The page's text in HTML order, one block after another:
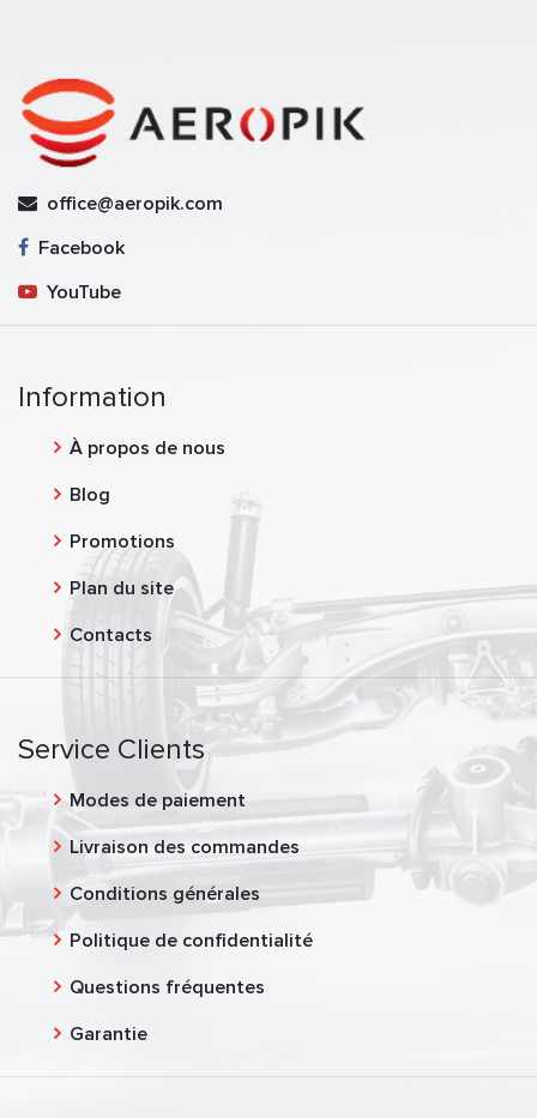
office@aeropik.com
Facebook
YouTube
Information
À propos de nous
Blog
Promotions
Plan du site
Contacts
Service Clients
Modes de paiement
Livraison des commandes
Conditions générales
Politique de confidentialité
Questions fréquentes
Garantie